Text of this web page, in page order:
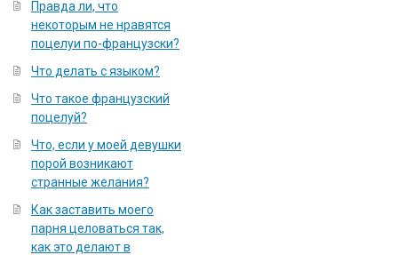
Правда ли, что
некоторым не нравятся
поцелуи по-французски?
Что делать с языком?
Что такое французский
поцелуй?
Что, если у моей девушки
порой возникают
странные желания?
Как заставить моего
парня целоваться так,
как это делают в